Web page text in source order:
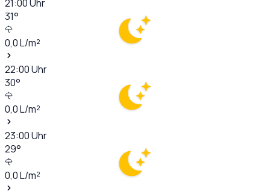
21:00Uhr
31°
0,0L/m²
22:00Uhr
30°
0,0L/m²
23:00Uhr
29°
0,0L/m²